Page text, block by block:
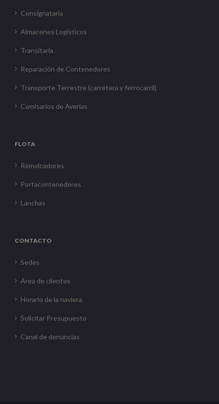
Consignataria
Almacenes Logísticos
Transitaria
Reparación de Contenedores
Transporte Terrestre (carretera y ferrocarril)
Comisarios de Averías
FLOTA
Remolcadores
Portacontenedores
Lanchas
CONTACTO
Sedes
Área de clientes
Horario de la naviera
Solicitar Presupuesto
Canal de denuncias